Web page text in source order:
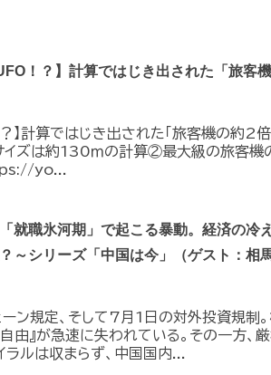
！？】計算ではじき出された「旅客
】計算ではじき出された「旅客機の約2倍
イズは約130ｍの計算②最大級の旅客
yo...
就職氷河期」で起こる暴動。経済の冷
～シリーズ「中国は今」（ゲスト：相
ン規定、そして7月1日の対外投資規制
由』が急速に失われている。その一方、
ラルは収まらず、中国国内...